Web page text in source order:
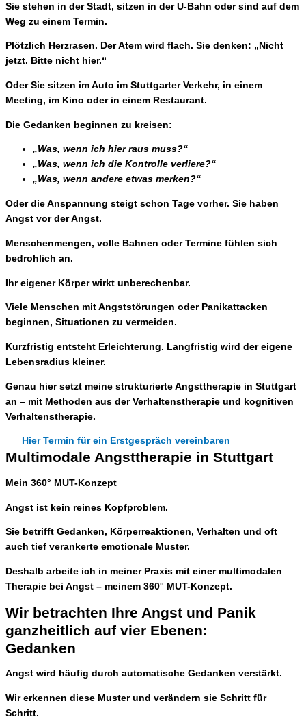
Sie stehen in der Stadt, sitzen in der U-Bahn oder sind auf dem
Weg zu einem Termin.
Plötzlich Herzrasen. Der Atem wird flach. Sie denken: „Nicht
jetzt. Bitte nicht hier.“
Oder Sie sitzen im Auto im Stuttgarter Verkehr, in einem
Meeting, im Kino oder in einem Restaurant.
Die Gedanken beginnen zu kreisen:
„Was, wenn ich hier raus muss?“
„Was, wenn ich die Kontrolle verliere?“
„Was, wenn andere etwas merken?“
Oder die Anspannung steigt schon Tage vorher. Sie haben
Angst vor der Angst.
Menschenmengen, volle Bahnen oder Termine fühlen sich
bedrohlich an.
Ihr eigener Körper wirkt unberechenbar.
Viele Menschen mit Angststörungen oder Panikattacken
beginnen, Situationen zu vermeiden.
Kurzfristig entsteht Erleichterung. Langfristig wird der eigene
Lebensradius kleiner.
Genau hier setzt meine strukturierte Angsttherapie in Stuttgart
an – mit Methoden aus der Verhaltenstherapie und kognitiven
Verhaltenstherapie.
Hier Termin für ein Erstgespräch vereinbaren
Multimodale Angsttherapie in Stuttgart
Mein 360° MUT-Konzept
Angst ist kein reines Kopfproblem.
Sie betrifft Gedanken, Körperreaktionen, Verhalten und oft
auch tief verankerte emotionale Muster.
Deshalb arbeite ich in meiner Praxis mit einer multimodalen
Therapie bei Angst – meinem 360° MUT-Konzept.
Wir betrachten Ihre Angst und Panik
ganzheitlich auf vier Ebenen:
Gedanken
Angst wird häufig durch automatische Gedanken verstärkt.
Wir erkennen diese Muster und verändern sie Schritt für
Schritt.